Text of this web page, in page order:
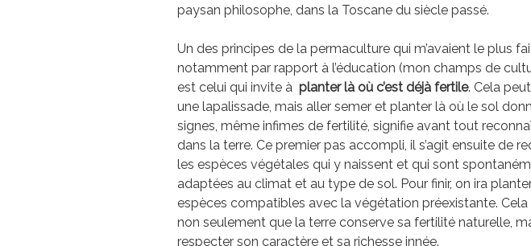
paysan philosophe, dans la Toscane du siècle passé.
Un des principes de la permaculture qui m’avaient le plus
notamment par rapport à l’éducation (mon champs de
est celui qui invite à planter là où c’est déjà fertile. Cela
une lapalissade, mais aller semer et planter là où le sol
signes, même infimes de fertilité, signifie avant tout
dans la terre. Ce premier pas accompli, il s’agit ensuite de
les espèces végétales qui y naissent et qui sont
adaptées au climat et au type de sol. Pour finir, on ira
espèces compatibles avec la végétation préexistante.
non seulement que la terre conserve sa fertilité naturelle,
respecter son caractère et sa richesse innée.